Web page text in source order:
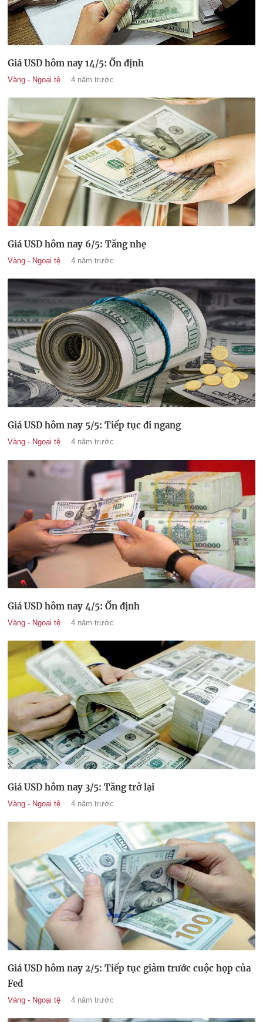
Giá USD hôm nay 14/5: Ổn định
Vàng - Ngoại tệ 4 năm trước
Giá USD hôm nay 6/5: Tăng nhẹ
Vàng - Ngoại tệ 4 năm trước
Giá USD hôm nay 5/5: Tiếp tục đi ngang
Vàng - Ngoại tệ 4 năm trước
Giá USD hôm nay 4/5: Ổn định
Vàng - Ngoại tệ 4 năm trước
Giá USD hôm nay 3/5: Tăng trở lại
Vàng - Ngoại tệ 4 năm trước
Giá USD hôm nay 2/5: Tiếp tục giảm trước cuộc họp của
Fed
Vàng - Ngoại tệ 4 năm trước